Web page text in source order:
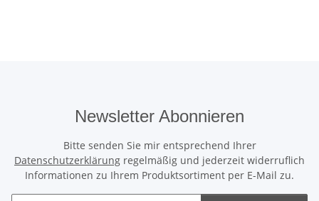
Newsletter Abonnieren
Bitte senden Sie mir entsprechend Ihrer
Datenschutzerklärung regelmäßig und jederzeit widerruflich
Informationen zu Ihrem Produktsortiment per E-Mail zu.